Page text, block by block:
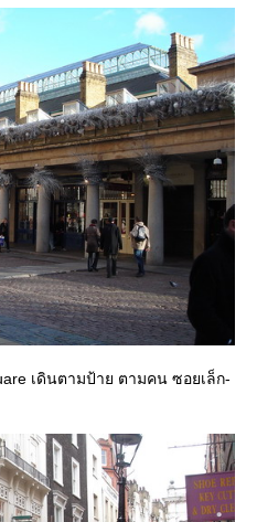
เดินตามป้าย ตามคน ซอยเล็ก-